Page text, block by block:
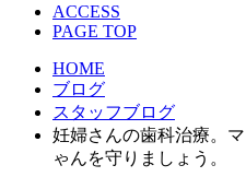
ACCESS
PAGE TOP
HOME
ブログ
スタッフブログ
妊婦さんの歯科治療。
ゃんを守りましょう。